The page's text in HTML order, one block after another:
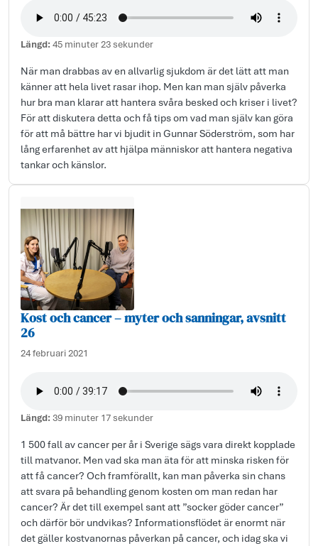
Längd:45 minuter 23 sekunder
När man drabbas av en allvarlig sjukdom är det lätt att man
känner att hela livet rasar ihop. Men kan man själv påverka
hur bra man klarar att hantera svåra besked och kriser i livet?
För att diskutera detta och få tips om vad man själv kan göra
för att må bättre har vi bjudit in Gunnar Söderström, som har
lång erfarenhet av att hjälpa människor att hantera negativa
tankar och känslor.
Kost och cancer – myter och sanningar, avsnitt
26
24 februari 2021
Längd:39 minuter 17 sekunder
1 500 fall av cancer per år i Sverige sägs vara direkt kopplade
till matvanor. Men vad ska man äta för att minska risken för
att få cancer? Och framförallt, kan man påverka sin chans
att svara på behandling genom kosten om man redan har
cancer? Är det till exempel sant att ”socker göder cancer”
och därför bör undvikas? Informationsflödet är enormt när
det gäller kostvanornas påverkan på cancer, och idag ska vi